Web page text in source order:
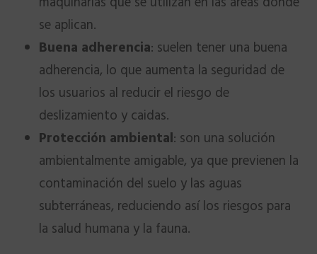
se aplican.
Buena adherencia: suelen tener una buena
adherencia, lo que aumenta la seguridad de
los usuarios al reducir el riesgo de
deslizamiento y caidas.
Protección ambiental: son una solución
ambientalmente amigable, ya que previenen la
contaminación del suelo y las aguas
subterráneas, reduciendo así los riesgos para
la salud humana y la fauna.